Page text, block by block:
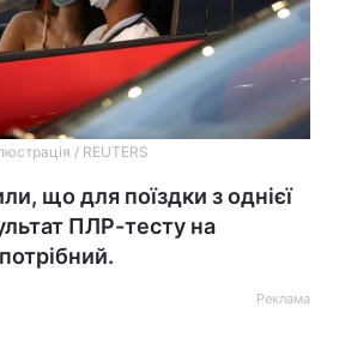
/ REUTERS
що для поїздки з однієї
ПЛР-тесту на
Реклама